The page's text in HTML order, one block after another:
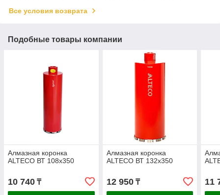
Все условия возврата
Подобные товары компании
Алмазная коронка
ALTECO ВТ 108х350
10 740 ₸
Алмазная коронка
ALTECO ВТ 132х350
12 950₸ 11